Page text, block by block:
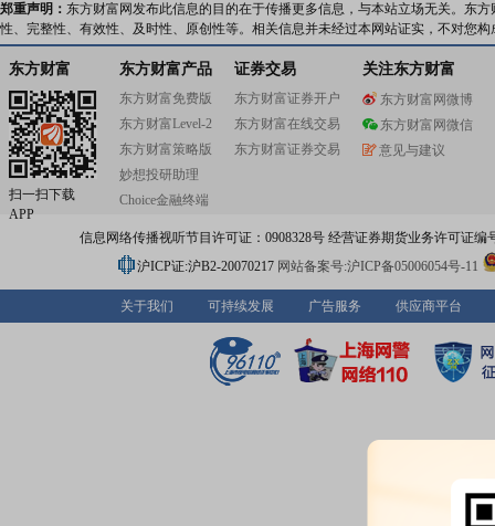
郑重声明： 东方财富网发布此信息的目的在于传播更多信息，与本站立场无关。东
性、完整性、有效性、及时性、原创性等。相关信息并未经过本网站证实，不对您
东方财富
扫一扫下载
APP
东方财富产品
东方财富免费版
东方财富Level-2
东方财富策略版
妙想投研助理
Choice金融终端
证券交易
东方财富证券开户
东方财富在线交易
东方财富证券交易
关注东方财富
东方财富网微博
东方财富网微信
意见与建议
信息网络传播视听节目许可证：0908328号 经营证券期货业务许可证编
沪ICP证:沪B2-20070217 网站备案号:沪ICP备05006054号-11
关于我们 可持续发展 广告服务 供应商平台